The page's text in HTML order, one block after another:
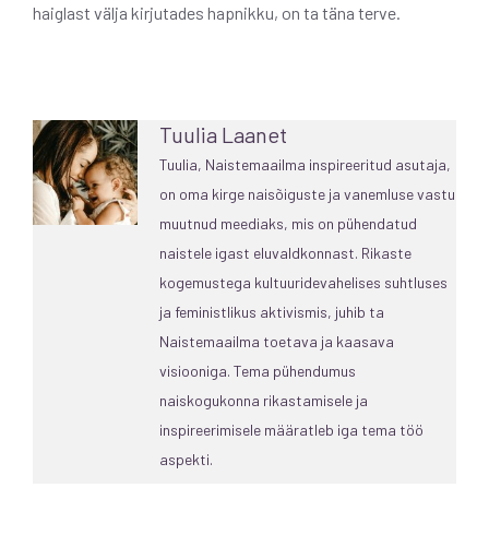
haiglast välja kirjutades hapnikku, on ta täna terve.
Tuulia Laanet
Tuulia, Naistemaailma inspireeritud asutaja,
on oma kirge naisõiguste ja vanemluse vastu
muutnud meediaks, mis on pühendatud
naistele igast eluvaldkonnast. Rikaste
kogemustega kultuuridevahelises suhtluses
ja feministlikus aktivismis, juhib ta
Naistemaailma toetava ja kaasava
visiooniga. Tema pühendumus
naiskogukonna rikastamisele ja
inspireerimisele määratleb iga tema töö
aspekti.